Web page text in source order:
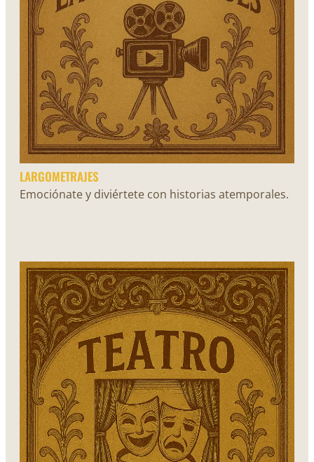
LARGOMETRAJES
Emociónate y diviértete con historias atemporales.